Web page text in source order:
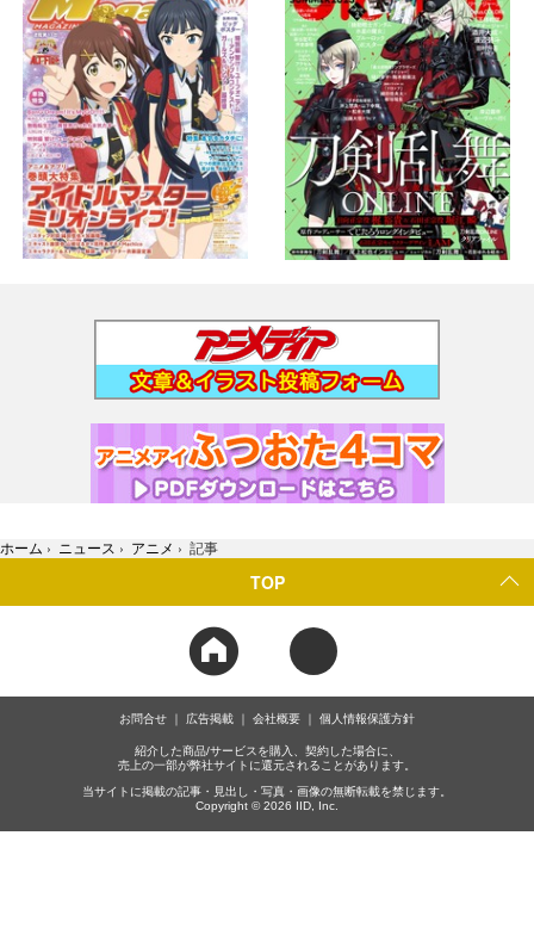
ホーム › ニュース › アニメ › 記事
TOP
お問合せ 広告掲載 会社概要 個人情報保護方針
紹介した商品/サービスを購入、契約した場合に、
売上の一部が弊社サイトに還元されることがあります。
当サイトに掲載の記事・見出し・写真・画像の無断転載を禁じます。
Copyright © 2026 IID, Inc.